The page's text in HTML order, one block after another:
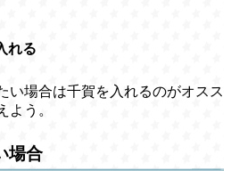
れる
い場合は千賀を入れるのがオスス
よう。
場合